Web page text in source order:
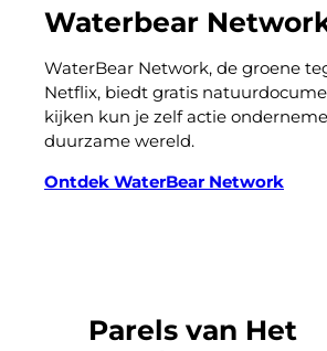
Waterbear
WaterBear Network, de groene
Netflix, biedt gratis
kijken kun je zelf actie
duurzame wereld.
Ontdek WaterBear Network
Parels van Het